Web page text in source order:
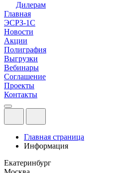
Дилерам
Главная
ЭСРЗ-1С
Новости
Акции
Полиграфия
Выгрузки
Вебинары
Соглашение
Проекты
Контакты
Главная страница
Информация
Екатеринбург